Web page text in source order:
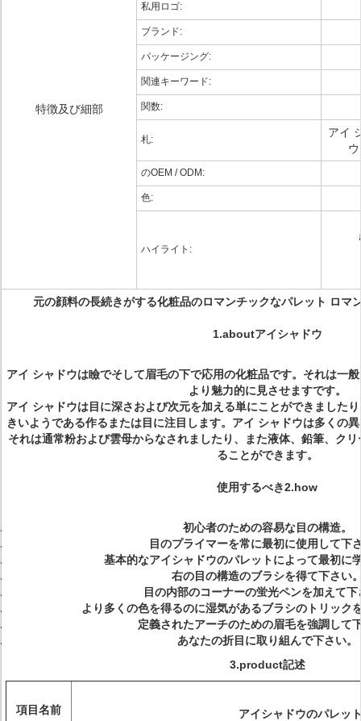
特徴及び細部
私用ロゴ:
ブランド:
パッケージング:
関連キーワード:
関数:
札:
アイ
のOEM / ODM:
色:
ハイライト:
元の顔料の長続きがする化粧品のロマンチックなパレット ロマ
1.aboutアイシャドウ
アイ シャドウは瞼でそして眉毛の下で応用の化粧品です。それは一
より魅力的に見させますです。
アイ シャドウは目に深さおよび次元を加える単にことができました
きいようである作るまたは目に注目します。アイ シャドウは多くの
それは通常粉および雲母からなされましたり、また液体、鉛筆、ク
ることができます。
使用するべき2.how
初心者のための容易な目の構造。
目のプライマーを常に最初に使用して下
基本的なアイシャドウのパレットによって最初に
右の目の構造のブラシを得て下さい
目の内部のコーナーの蛍光ペンを加えて下
より多くの色を得るのに湿気があるブラシのトリック
定義されたアーチのための眉毛を強調して
あなたの折目に取り組んで下さい。
3.product記述
項目名前 アイシャドウのパレッ